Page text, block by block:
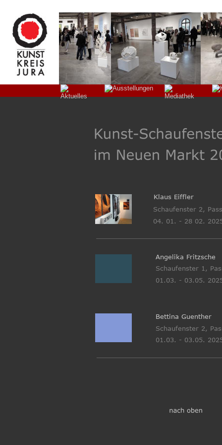
Klaus Eiffler
Schaufenster 2,
04. 01. - 28 02.
Angelika Fritzsche
01.03. - 03.05.
Schaufenster 1,
Bettina Guenther
01.03. - 03.05.
Schaufenster 2,